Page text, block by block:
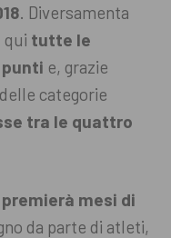
. Diversamenta
qui tutte le
e, grazie
categorie
tra le quattro
mesi di
da parte di atleti,